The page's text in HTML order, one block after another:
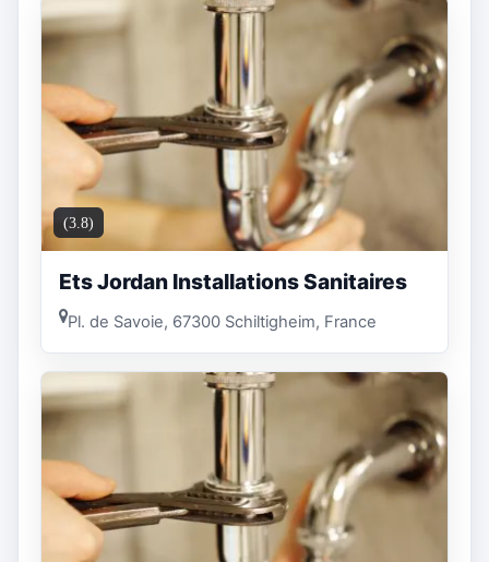
(3.8)
Ets Jordan Installations Sanitaires
Pl. de Savoie, 67300 Schiltigheim, France